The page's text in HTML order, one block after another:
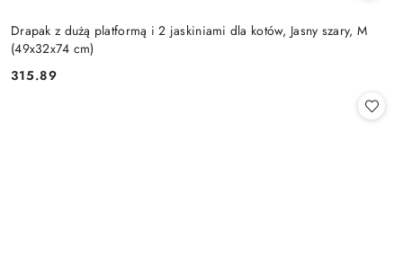
Drapak z dużą platformą i 2 jaskiniami dla kotów, Jasny szary, M
(49x32x74 cm)
Cena:
315.89